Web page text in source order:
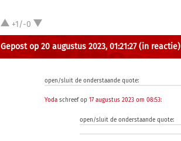
+1/-0
Gepost op 20 augustus 2023, 01:21:27 (in reactie)
open/sluit de onderstaande quote:
Yoda schreef op17 augustus 2023 om 08:53:
open/sluit de onderstaande quote: